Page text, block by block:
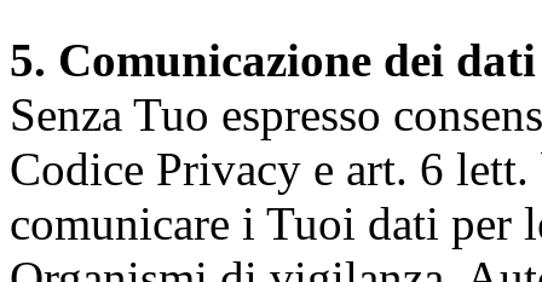
5. Comunicazione dei dati
Senza Tuo espresso
Codice Privacy e art. 6
comunicare i Tuoi dati per